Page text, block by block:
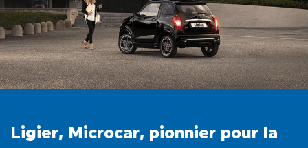
Ligier, Microcar, pionnier pour la